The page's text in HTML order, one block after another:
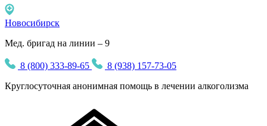
Новосибирск
Мед. бригад на линии – 9
8 (800) 333-89-65
8 (938) 157-73-05
Круглосуточная анонимная помощь в лечении алкоголизма